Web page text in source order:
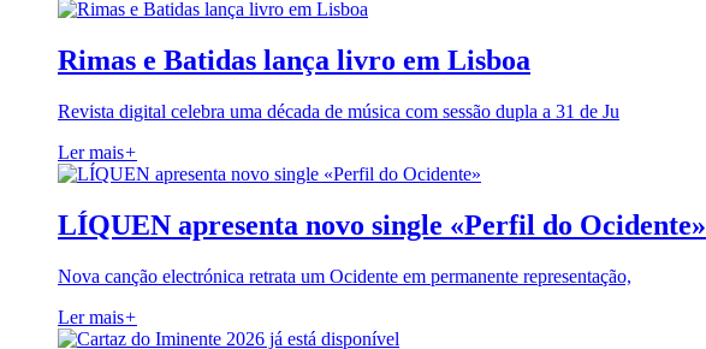
Rimas e Batidas lança livro em Lisboa
Revista digital celebra uma década de música com sessão dupla a 31 de Ju
Ler mais+
LÍQUEN apresenta novo single «Perfil do Ocidente»
Nova canção electrónica retrata um Ocidente em permanente representação,
Ler mais+